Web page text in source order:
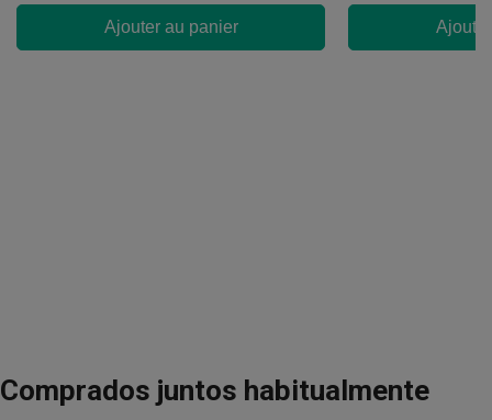
Ajouter au panier
Comprados juntos habitualmente